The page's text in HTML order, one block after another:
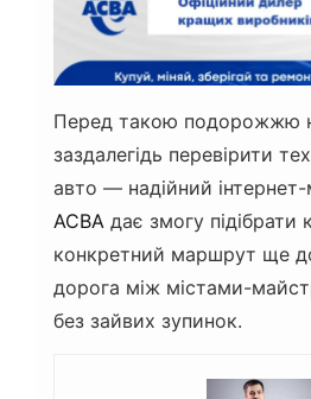
Перед такою подорожжю
заздалегідь перевірити
авто — надійний
АСВА дає змогу підібрати
конкретний маршрут ще
дорога між містами-
без зайвих зупинок.